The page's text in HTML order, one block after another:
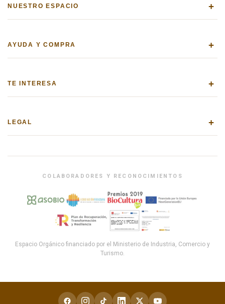
NUESTRO ESPACIO +
AYUDA Y COMPRA +
TE INTERESA +
LEGAL +
COLABORADORES Y RECONOCIMIENTOS
Espacio Orgánico financiado por el Ministerio de Industria, Comercio y
Turismo.